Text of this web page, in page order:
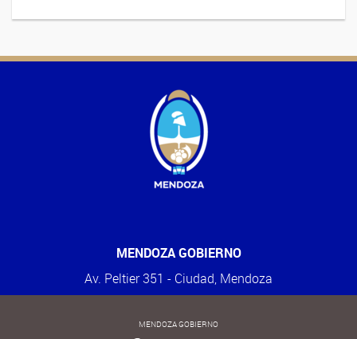
MENDOZA GOBIERNO
Av. Peltier 351 - Ciudad, Mendoza
MENDOZA GOBIERNO